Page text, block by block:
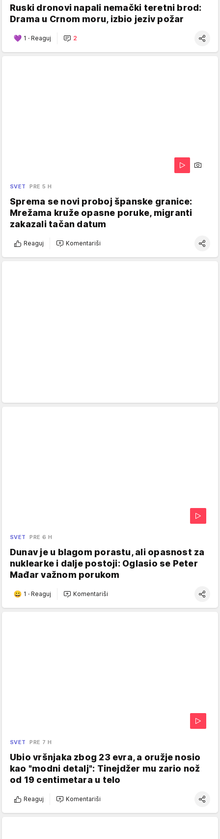
Ruski dronovi napali nemački teretni brod:
Drama u Crnom moru, izbio jeziv požar
1 · Reaguj 2
SVET PRE 5 H
Sprema se novi proboj španske granice:
Mrežama kruže opasne poruke, migranti
zakazali tačan datum
Reaguj Komentariši
SVET PRE 6 H
Dunav je u blagom porastu, ali opasnost za
nuklearke i dalje postoji: Oglasio se Peter
Mađar važnom porukom
1 · Reaguj Komentariši
SVET PRE 7 H
Ubio vršnjaka zbog 23 evra, a oružje nosio
kao "modni detalj": Tinejdžer mu zario nož
od 19 centimetara u telo
Reaguj Komentariši